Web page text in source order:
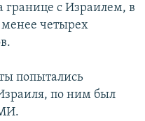
границе с Израилем, в
менее четырех
попытались
по ним был